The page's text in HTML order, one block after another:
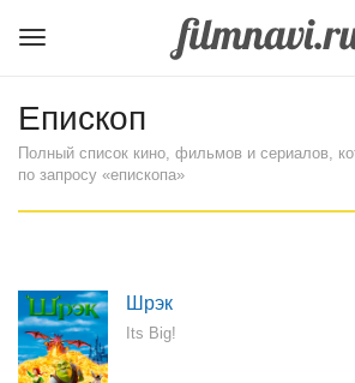
Епископ
Полный список кино, фильмов и сериалов,
по запросу «епископа»
Шрэк
Its Big!